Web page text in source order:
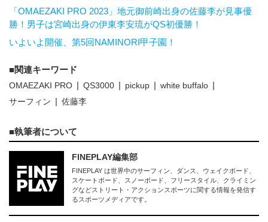
「OMAEZAKI PRO 2023」地元御前崎出身の佐藤李が見事優
勝！男子は宮崎出身の伊東李安琉がQS初優勝！
いよいよ開催、第5回NAMINORI甲子園！
関連キーワード
OMAEZAKI PRO QS3000 pickup
white buffalo
サーフィン
佐藤李
執筆者について
FINEPLAY編集部
FINEPLAY は世界中のサーフィン、ダンス、ウェイクボード、
スケートボード、スノーボード、フリースタイル、クライミン
グなどストリート・アクションスポーツに関する情報を発信す
るスポーツメディアです。